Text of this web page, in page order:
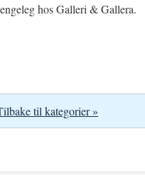
hos Galleri & Gallera.
til kategorier »